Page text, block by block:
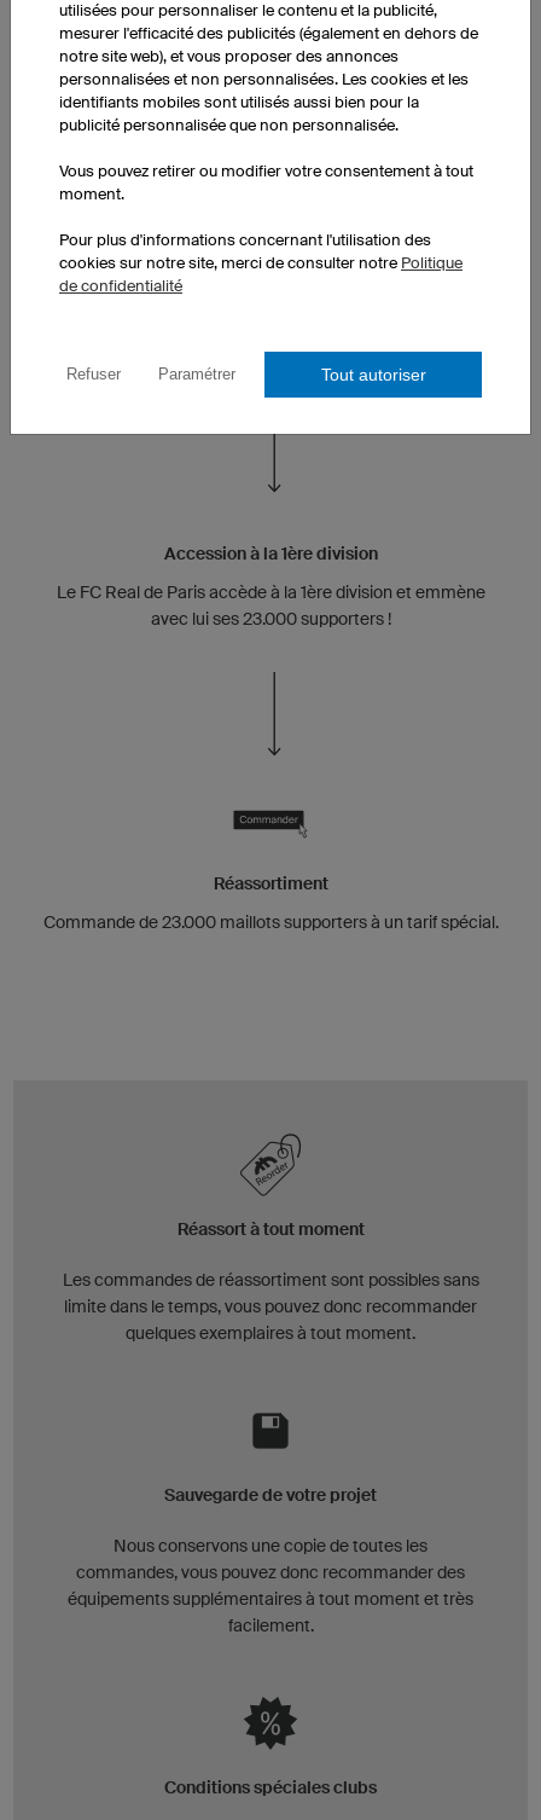
Le milieu de terrain Paul et sa femme attendent un enfant.
membre du club pour ses un ans.
Accession à la 1ère division
Le FC Real de Paris accède à la 1ère division et emmène
avec lui ses 23.000 supporters !
Réassortiment
Commande de 23.000 maillots supporters à un tarif spécial.
Réassort à tout moment
Les commandes de réassortiment sont possibles sans
limite dans le temps, vous pouvez donc recommander
quelques exemplaires à tout moment.
Sauvegarde de votre projet
Nous conservons une copie de toutes les
commandes, vous pouvez donc recommander des
équipements supplémentaires à tout moment et très
facilement.
Conditions spéciales clubs
utilisées pour personnaliser le contenu et la publicité,
mesurer l'efficacité des publicités (également en dehors de
notre site web), et vous proposer des annonces
personnalisées et non personnalisées. Les cookies et les
identifiants mobiles sont utilisés aussi bien pour la
publicité personnalisée que non personnalisée.
Vous pouvez retirer ou modifier votre consentement à tout
moment.
Pour plus d'informations concernant l'utilisation des
cookies sur notre site, merci de consulter notre Politique
de confidentialité
Refuser Paramétrer Tout autoriser